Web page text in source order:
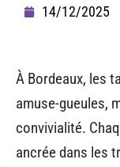
14/12/2025
À Bordeaux, les
amuse-gueules,
convivialité.
ancrée dans les